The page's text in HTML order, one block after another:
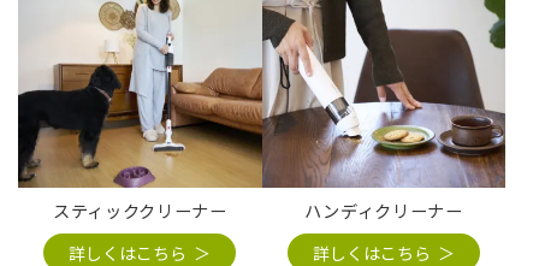
スティッククリーナー
詳しくはこちら
ハンディクリーナー
詳しくはこちら